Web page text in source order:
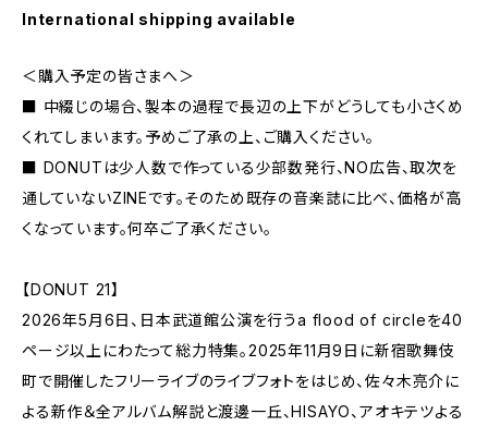
International shipping available
＜購入予定の皆さまへ＞
■ 中綴じの場合、製本の過程で長辺の上下がどうしても小さくめ
くれてしまいます。予めご了承の上、ご購入ください。
■ DONUTは少人数で作っている少部数発行、NO広告、取次を
通していないZINEです。そのため既存の音楽誌に比べ、価格が高
くなっています。何卒ご了承ください。
【DONUT 21】
2026年5月6日、日本武道館公演を行うa flood of circleを40
ページ以上にわたって総力特集。2025年11月9日に新宿歌舞伎
町で開催したフリーライブのライブフォトをはじめ、佐々木亮介に
よる新作＆全アルバム解説と渡邊一丘、HISAYO、アオキテツよる